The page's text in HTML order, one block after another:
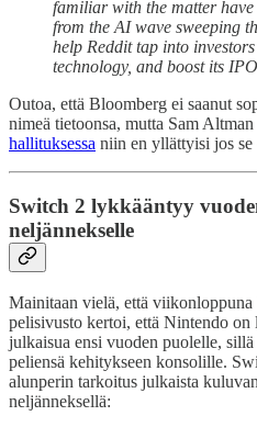
familiar with the matter
from the AI wave sweeping
help Reddit tap into
technology, and boost its
Outoa, että Bloomberg ei saanut
nimeä tietoonsa, mutta Sam
hallituksessa niin en yllättyisi jos
Switch 2 lykkääntyy
neljännekselle
Mainitaan vielä, että
pelisivusto kertoi, että Nintendo on
julkaisua ensi vuoden puolelle,
peliensä kehitykseen konsolille.
alunperin tarkoitus julkaista
neljänneksellä: